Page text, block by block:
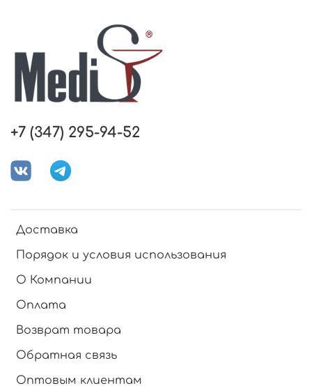
Доставка
Порядок и условия использования
О Компании
Оплата
Возврат товара
Обратная связь
Оптовым клиентам
+7 (347) 295-94-52